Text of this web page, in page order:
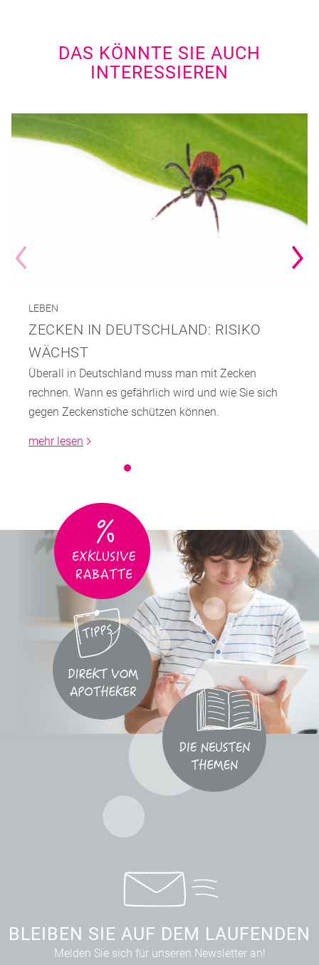
DAS KÖNNTE SIE AUCH
INTERESSIEREN
LEBEN
ZECKEN IN DEUTSCHLAND: RISIKO
WÄCHST
Überall in Deutschland muss man mit Zecken
rechnen. Wann es gefährlich wird und wie Sie sich
gegen Zeckenstiche schützen können.
mehr lesen
BLEIBEN SIE AUF DEM LAUFENDEN
Melden Sie sich für unseren Newsletter an!